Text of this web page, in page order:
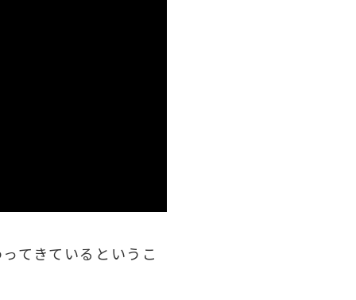
てきているというこ